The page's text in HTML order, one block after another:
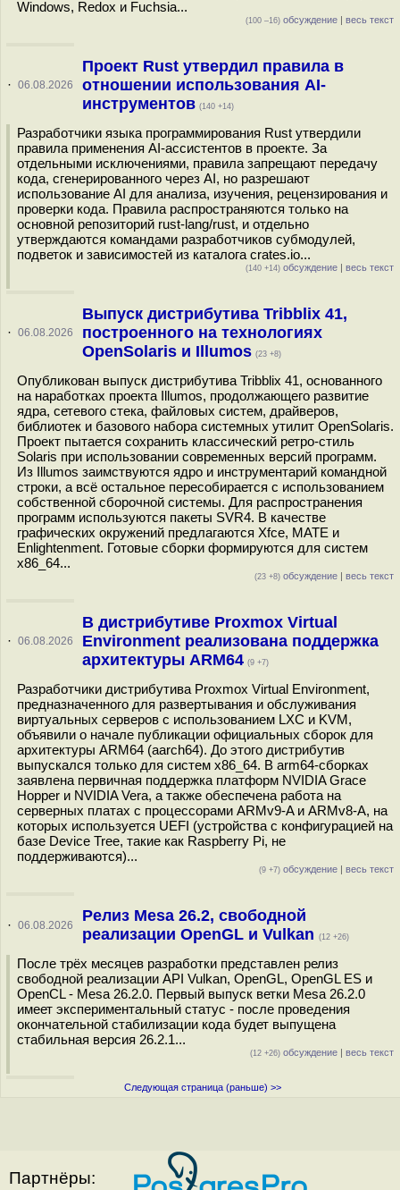
Windows, Redox и Fuchsia...
(100 –16) обсуждение | весь текст
· 06.08.2026
Проект Rust утвердил правила в
отношении использования AI-
инструментов (140 +14)
Разработчики языка программирования Rust утвердили
правила применения AI-ассистентов в проекте. За
отдельными исключениями, правила запрещают передачу
кода, сгенерированного через AI, но разрешают
использование AI для анализа, изучения, рецензирования и
проверки кода. Правила распространяются только на
основной репозиторий rust-lang/rust, и отдельно
утверждаются командами разработчиков субмодулей,
подветок и зависимостей из каталога crates.io...
(140 +14) обсуждение | весь текст
· 06.08.2026
Выпуск дистрибутива Tribblix 41,
построенного на технологиях
OpenSolaris и Illumos (23 +8)
Опубликован выпуск дистрибутива Tribblix 41, основанного
на наработках проекта Illumos, продолжающего развитие
ядра, сетевого стека, файловых систем, драйверов,
библиотек и базового набора системных утилит OpenSolaris.
Проект пытается сохранить классический ретро-стиль
Solaris при использовании современных версий программ.
Из Illumos заимствуются ядро и инструментарий командной
строки, а всё остальное пересобирается с использованием
собственной сборочной системы. Для распространения
программ используются пакеты SVR4. В качестве
графических окружений предлагаются Xfce, MATE и
Enlightenment. Готовые сборки формируются для систем
x86_64...
(23 +8) обсуждение | весь текст
· 06.08.2026
В дистрибутиве Proxmox Virtual
Environment реализована поддержка
архитектуры ARM64 (9 +7)
Разработчики дистрибутива Proxmox Virtual Environment,
предназначенного для развертывания и обслуживания
виртуальных серверов с использованием LXC и KVM,
объявили о начале публикации официальных сборок для
архитектуры ARM64 (aarch64). До этого дистрибутив
выпускался только для систем x86_64. В arm64-сборках
заявлена первичная поддержка платформ NVIDIA Grace
Hopper и NVIDIA Vera, а также обеспечена работа на
серверных платах с процессорами ARMv9-A и ARMv8-A, на
которых используется UEFI (устройства с конфигурацией на
базе Device Tree, такие как Raspberry Pi, не
поддерживаются)...
(9 +7) обсуждение | весь текст
· 06.08.2026
Релиз Mesa 26.2, свободной
реализации OpenGL и Vulkan (12 +26)
После трёх месяцев разработки представлен релиз
свободной реализации API Vulkan, OpenGL, OpenGL ES и
OpenCL - Mesa 26.2.0. Первый выпуск ветки Mesa 26.2.0
имеет экспериментальный статус - после проведения
окончательной стабилизации кода будет выпущена
стабильная версия 26.2.1...
(12 +26) обсуждение | весь текст
Следующая страница (раньше) >>
Партнёры: